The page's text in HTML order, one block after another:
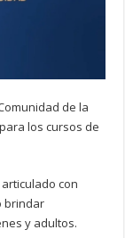
de la
los cursos de
con
brindar
y adultos.